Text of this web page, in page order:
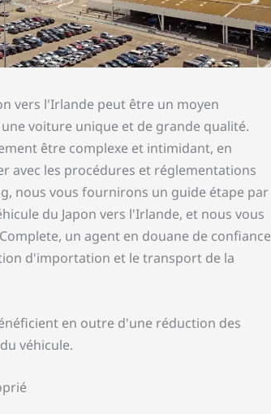
vers l'Irlande peut être un moyen
voiture unique et de grande qualité.
être complexe et intimidant, en
avec les procédures et réglementations
nous vous fournirons un guide étape par
du Japon vers l'Irlande, et nous vous
un agent en douane de confiance
d'importation et le transport de la
en outre d'une réduction des
véhicule.